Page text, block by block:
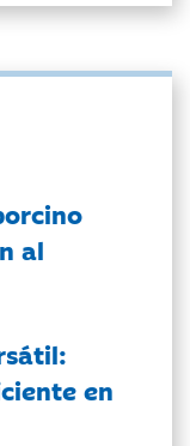
al
en